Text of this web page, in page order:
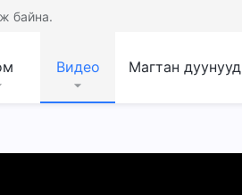
байна.
Видео Магтан дуунууд